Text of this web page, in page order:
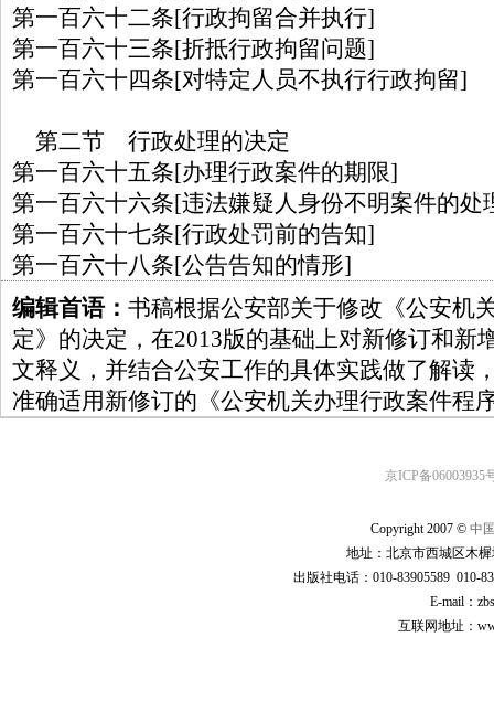
第一百六十二条[行政拘留合并执行]
第一百六十三条[折抵行政拘留问题]
第一百六十四条[对特定人员不执行行政拘留]
第二节 行政处理的决定
第一百六十五条[办理行政案件的期限]
第一百六十六条[违法嫌疑人身份不明案件的处
第一百六十七条[行政处罚前的告知]
第一百六十八条[公告告知的情形]
编辑首语： 书稿根据公安部关于修改《公安机
定》的决定，在2013版的基础上对新修订和新
文释义，并结合公安工作的具体实践做了解读
准确适用新修订的《公安机关办理行政案件程
京ICP备06003935
Copyright 2007 © 中
地址：北京市西城区木
出版社电话：010-83905589 010-
E-mail：
互联网地址：